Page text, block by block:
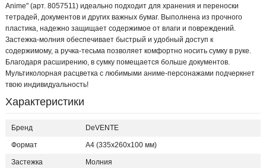
Anime" (арт. 8057511) идеально подходит для хранения и переноски
тетрадей, документов и других важных бумаг. Выполнена из прочного
пластика, надежно защищает содержимое от влаги и повреждений.
Застежка-молния обеспечивает быстрый и удобный доступ к
содержимому, а ручка-тесьма позволяет комфортно носить сумку в руке.
Благодаря расширению, в сумку помещается больше документов.
Мультиколорная расцветка с любимыми аниме-персонажами подчеркнет
твою индивидуальность!
Характеристики
Бренд DeVENTE
Формат A4 (335x260x100 мм)
Застежка Молния